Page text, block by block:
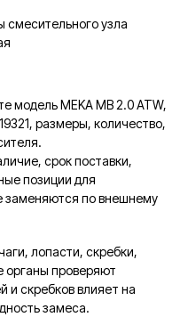
смесительного узла
модель MEKA MB 2.0 ATW,
размеры, количество,
срок поставки,
позиции для
заменяются по внешнему
лопасти, скребки,
органы проверяют
и скребков влияет на
замеса.